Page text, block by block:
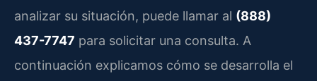
analizar su situación, puede llamar al (888)
437-7747 para solicitar una consulta. A
continuación explicamos cómo se desarrolla el